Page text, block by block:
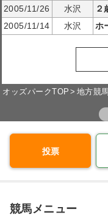
2005/11/26
水沢 ２
2005/11/14
水沢 ホ
オッズパークTOP 地方競
投票
競馬メニュー